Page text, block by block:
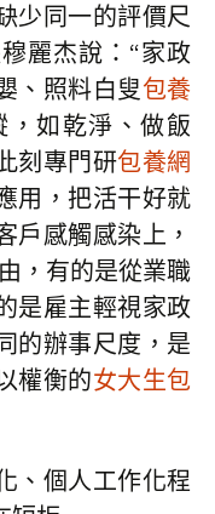
同一的評價尺
麗杰說：“家政
、照料白叟包養
，如乾淨、做飯
刻專門研包養網
用，把活干好就
戶感觸感染上，
，有的是從業職
是雇主輕視家政
的辦事尺度，是
權衡的女大生包
個人工作化程